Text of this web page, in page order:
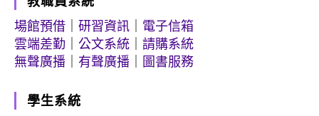
場館預借
研習資訊
電子信箱
雲端差勤
公文系統
請購系統
無聲廣播
有聲廣播 圖書服務
學生系統